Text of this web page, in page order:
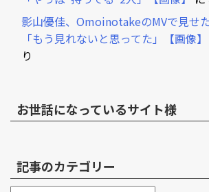
影山優佳、OmoinotakeのMVで見せ
「もう見れないと思ってた」【画像】
り
お世話になっているサイト様
記事のカテゴリー